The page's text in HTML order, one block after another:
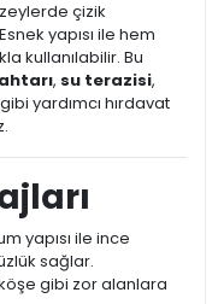
çizik
yapısı ile hem
kullanılabilir. Bu
, su terazisi,
gibi yardımcı hırdavat
yapısı ile ince
sağlar.
gibi zor alanlara